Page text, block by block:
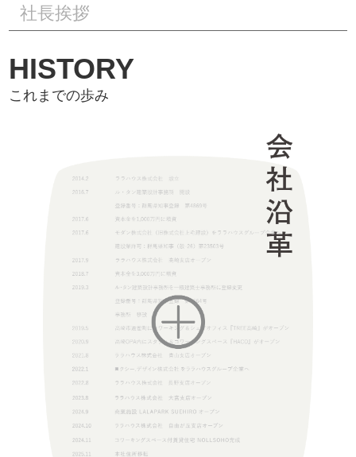
社長挨拶
HISTORY
これまでの歩み